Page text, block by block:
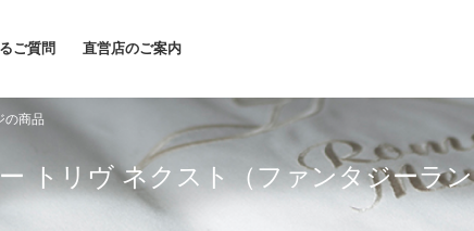
ご質問 直営店のご案内
の商品
ー トリヴ ネクスト（ファンタジーラ